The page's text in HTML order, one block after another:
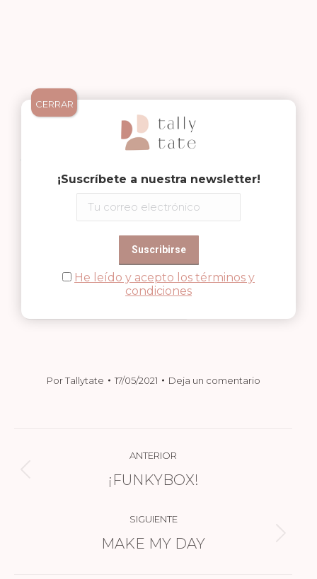
Y PARA LOS MAS PEQUEÑOS
Medidas: 17x11x25 cm.
PorTallytate 17/05/2021 Deja un comentario
ANTERIOR
Publicación
¡FUNKYBOX!
SIGUIENTE
Publicación
MAKE MY DAY
¡Suscríbete a nuestra newsletter!
He leído y acepto los términos y
condiciones
CERRAR